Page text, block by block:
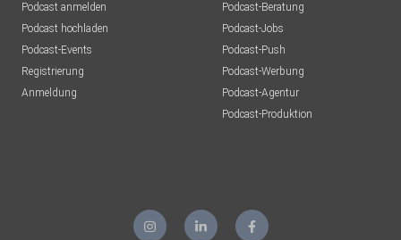
Podcast anmelden
Podcast hochladen
Podcast-Events
Registrierung
Anmeldung
Podcast-Beratung
Podcast-Jobs
Podcast-Push
Podcast-Werbung
Podcast-Agentur
Podcast-Produktion